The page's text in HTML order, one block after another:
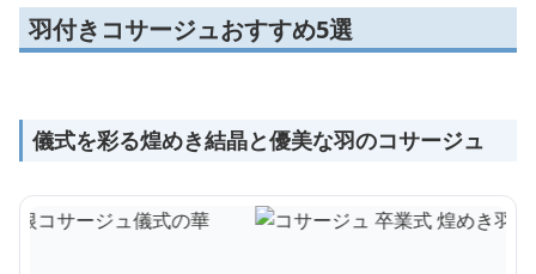
羽付きコサージュおすすめ5選
儀式を彩る煌めき結晶と優美な羽のコサージュ